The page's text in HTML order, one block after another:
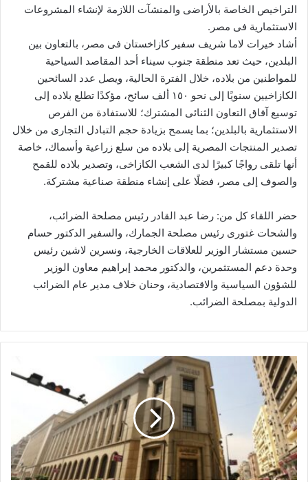
التراخيص الخاصة بالأراضى والمنشآت اللازمة لإنشاء المشروعات
الاستثمارية فى مصر.
أشاد خيرات لاما شريف سفير كازاخستان فى مصر، بالتعاون بين
البلدين، حيث تعد منطقة جنوب سيناء أحد المقاصد السياحية
للمواطنين من بلاده، خلال الفترة الحالية، ويصل عدد السائحين
الكازاخيين سنويًا إلى نحو ١٥٠ ألف سائح، مؤكدًا تطلع بلاده إلى
توسيع آفاق التعاون الثنائى المشترك؛ للاستفادة من الفرص
الاستثمارية بالبلدين؛ بما يسمح بزيادة حجم التبادل التجارى من خلال
تصدير المنتجات المصرية إلى بلاده من سلع زراعية وأسماك، خاصة
أنها تلقى رواجًا كبيرًا لدى الشعب الكازاخى، وتصدير بلاده للقمح
والصوف إلى مصر، فضلًا على إنشاء منطقة صناعية مشتركة.
حضر اللقاء كل من: رضا عبد القادر رئيس مصلحة الضرائب،
والشحات غتورى رئيس مصلحة الجمارك، والسفير الدكتور حسام
حسين مستشار الوزير للعلاقات الخارجية، ونسرين لاشين رئيس
وحدة دعم المستثمرين، والدكتور محمد إبراهيم معاون الوزير
للشؤون السياسية والاقتصادية، وحنان خلاف مدير عام الضرائب
الدولية بمصلحة الضرائب.
المركزي:
٥٦.٢٪؜
نسبة
الشمول
المالي
بنهاية
٢٠٢١